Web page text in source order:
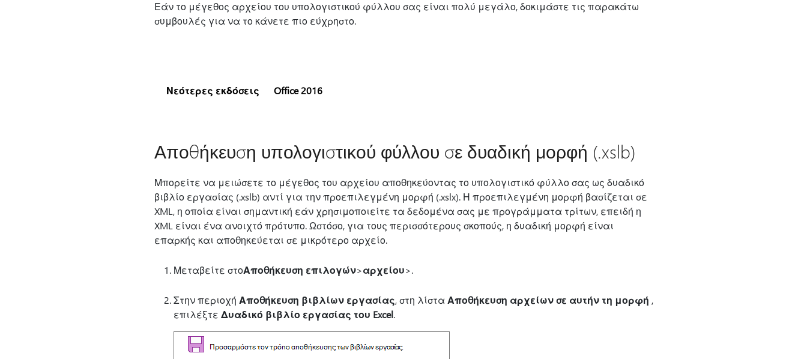
Εάν το μέγεθος αρχείου του υπολογιστικού φύλλου σας είναι πολύ μεγάλο, δοκιμάστε τις παρακάτω
συμβουλές για να το κάνετε πιο εύχρηστο.
Νεότερες εκδόσεις Office 2016
Αποθήκευση υπολογιστικού φύλλου σε δυαδική μορφή (.xslb)
Μπορείτε να μειώσετε το μέγεθος του αρχείου αποθηκεύοντας το υπολογιστικό φύλλο σας ως δυαδικό
βιβλίο εργασίας (.xslb) αντί για την προεπιλεγμένη μορφή (.xslx). Η προεπιλεγμένη μορφή βασίζεται σε
XML, η οποία είναι σημαντική εάν χρησιμοποιείτε τα δεδομένα σας με προγράμματα τρίτων, επειδή η
XML είναι ένα ανοιχτό πρότυπο. Ωστόσο, για τους περισσότερους σκοπούς, η δυαδική μορφή είναι
επαρκής και αποθηκεύεται σε μικρότερο αρχείο.
Μεταβείτε στοΑποθήκευση επιλογών>αρχείου>.
Στην περιοχή Αποθήκευση βιβλίων εργασίας, στη λίστα Αποθήκευση αρχείων σε αυτήν τη μορφή ,
επιλέξτε Δυαδικό βιβλίο εργασίας του Excel.